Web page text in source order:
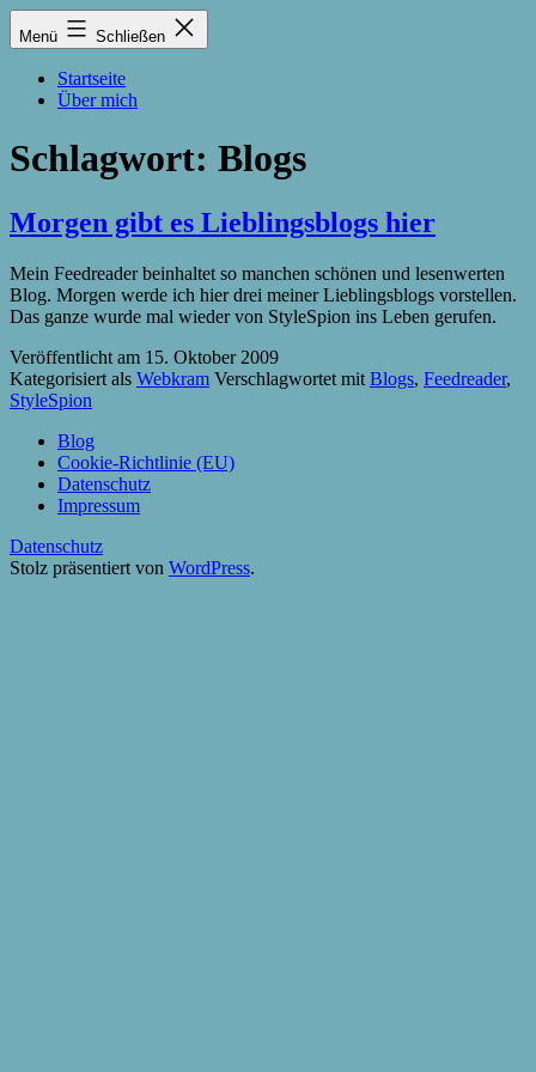
Zum
Inhalt
Lukas
Zintel-
Menü Schließen
Startseite
Über mich
Schlagwort: Blogs
Morgen gibt es Lieblingsblogs hier
Mein Feedreader beinhaltet so manchen schönen und lesenwerten
Blog. Morgen werde ich hier drei meiner Lieblingsblogs vorstellen.
Das ganze wurde mal wieder von StyleSpion ins Leben gerufen.
Veröffentlicht am 15. Oktober 2009
Kategorisiert als Webkram Verschlagwortet mit Blogs, Feedreader,
StyleSpion
Blog
Cookie-Richtlinie (EU)
Datenschutz
Impressum
Datenschutz
Stolz präsentiert von WordPress.